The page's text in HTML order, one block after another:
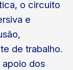
o circuito
e
de trabalho.
dos